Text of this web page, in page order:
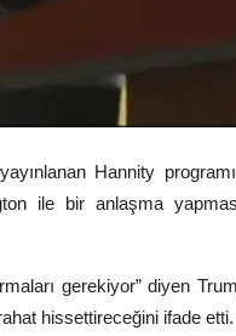
Hannity
ile bir anlaşma
gerekiyor” diyen
hissettireceğini ifade etti.